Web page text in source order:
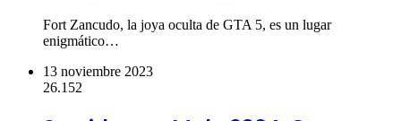
Fort Zancudo, la joya oculta de GTA 5, es un lugar
enigmático…
13 noviembre 2023
26.152